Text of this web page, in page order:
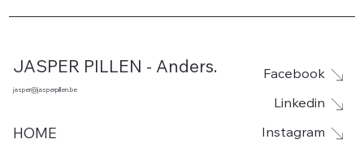
JASPER PILLEN - Anders.
jasper@jasperpillen.be
HOME
Facebook
Linkedin
Instagram